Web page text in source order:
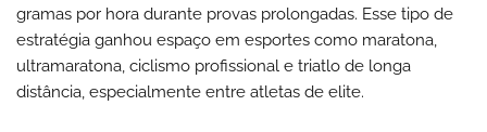
gramas por hora durante provas prolongadas. Esse tipo de
estratégia ganhou espaço em esportes como maratona,
ultramaratona, ciclismo profissional e triatlo de longa
distância, especialmente entre atletas de elite.